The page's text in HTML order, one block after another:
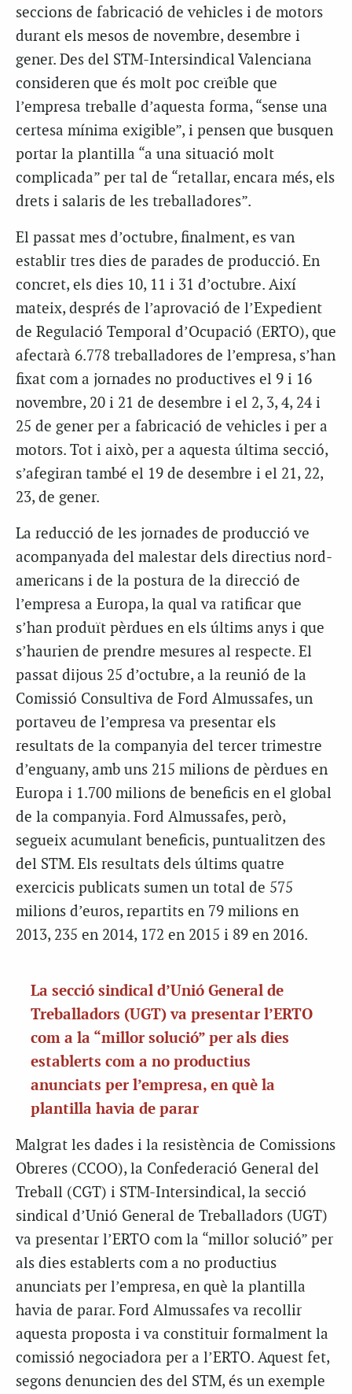
seccions de fabricació de vehicles i de motors
durant els mesos de novembre, desembre i
gener. Des del STM-Intersindical Valenciana
consideren que és molt poc creïble que
l’empresa treballe d’aquesta forma, “sense una
certesa mínima exigible”, i pensen que busquen
portar la plantilla “a una situació molt
complicada” per tal de “retallar, encara més, els
drets i salaris de les treballadores”.
El passat mes d’octubre, finalment, es van
establir tres dies de parades de producció. En
concret, els dies 10, 11 i 31 d’octubre. Així
mateix, després de l’aprovació de l’Expedient
de Regulació Temporal d’Ocupació (ERTO), que
afectarà 6.778 treballadores de l’empresa, s’han
fixat com a jornades no productives el 9 i 16
novembre, 20 i 21 de desembre i el 2, 3, 4, 24 i
25 de gener per a fabricació de vehicles i per a
motors. Tot i això, per a aquesta última secció,
s’afegiran també el 19 de desembre i el 21, 22,
23, de gener.
La reducció de les jornades de producció ve
acompanyada del malestar dels directius nord-
americans i de la postura de la direcció de
l’empresa a Europa, la qual va ratificar que
s’han produït pèrdues en els últims anys i que
s’haurien de prendre mesures al respecte. El
passat dijous 25 d’octubre, a la reunió de la
Comissió Consultiva de Ford Almussafes, un
portaveu de l’empresa va presentar els
resultats de la companyia del tercer trimestre
d’enguany, amb uns 215 milions de pèrdues en
Europa i 1.700 milions de beneficis en el global
de la companyia. Ford Almussafes, però,
segueix acumulant beneficis, puntualitzen des
del STM. Els resultats dels últims quatre
exercicis publicats sumen un total de 575
milions d’euros, repartits en 79 milions en
2013, 235 en 2014, 172 en 2015 i 89 en 2016.
La secció sindical d’Unió General de
Treballadors (UGT) va presentar l’ERTO
com a la “millor solució” per als dies
establerts com a no productius
anunciats per l’empresa, en què la
plantilla havia de parar
Malgrat les dades i la resistència de Comissions
Obreres (CCOO), la Confederació General del
Treball (CGT) i STM-Intersindical, la secció
sindical d’Unió General de Treballadors (UGT)
va presentar l’ERTO com la “millor solució” per
als dies establerts com a no productius
anunciats per l’empresa, en què la plantilla
havia de parar. Ford Almussafes va recollir
aquesta proposta i va constituir formalment la
comissió negociadora per a l’ERTO. Aquest fet,
segons denuncien des del STM, és un exemple